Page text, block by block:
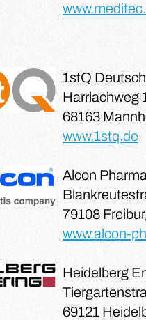
1stQ
Harrlachweg
68163
www.1stq.de
Alcon
79108
www.alcon-
Heidelberg
69121